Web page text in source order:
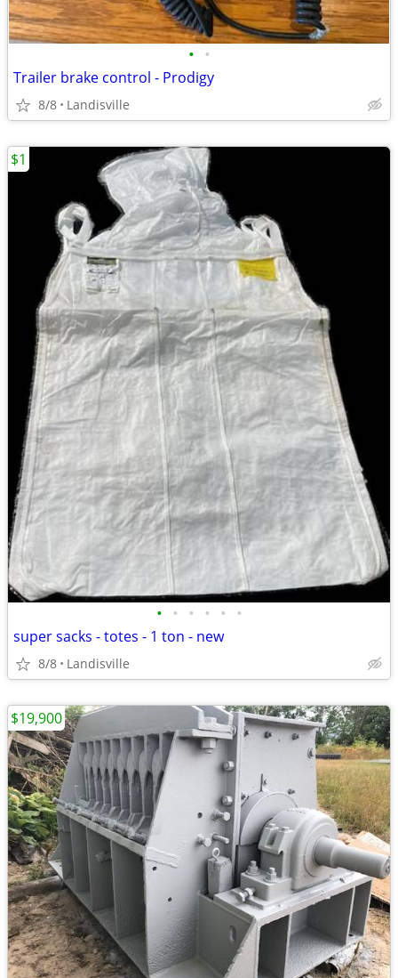
• •
Trailer brake control - Prodigy
8/8 Landisville
• • • • • •
super sacks - totes - 1 ton - new
8/8 Landisville
$1
$19,900